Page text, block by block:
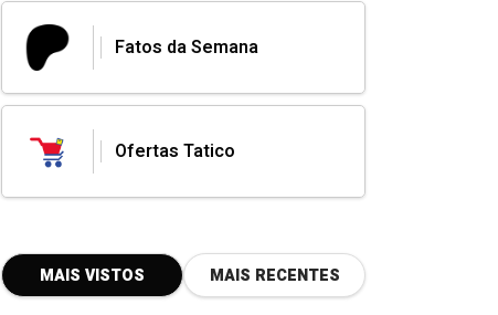
Fatos da Semana
Ofertas Tatico
MAIS VISTOS MAIS RECENTES